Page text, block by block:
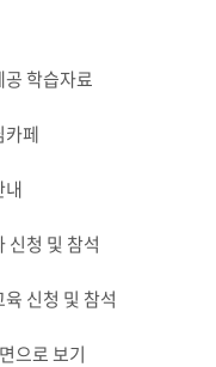
학습자료
카페
내
신청 및 참석
신청 및 참석
으로 보기